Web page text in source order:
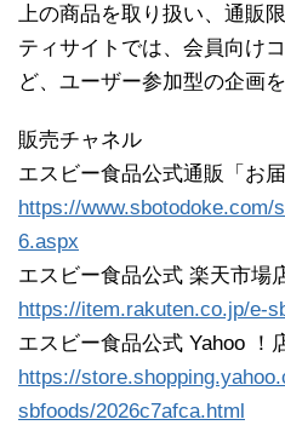
上の商品を取り扱い、通販
ティサイトでは、会員向け
ど、ユーザー参加型の企画
販売チャネル
エスビー食品公式通販「お届
https://www.sbotodoke.com/
6.aspx
エスビー食品公式 楽天市場
https://item.rakuten.co.jp/e-
エスビー食品公式 Yahoo ！
https://
sbfoods/2026c7afca.html